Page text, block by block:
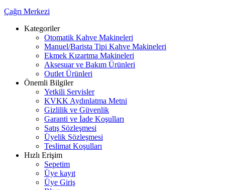
Çağrı Merkezi
Kategoriler
Otomatik Kahve Makineleri
Manuel/Barista Tipi Kahve Makineleri
Ekmek Kızartma Makineleri
Aksesuar ve Bakım Ürünleri
Outlet Ürünleri
Önemli Bilgiler
Yetkili Servisler
KVKK Aydınlatma Metni
Gizlilik ve Güvenlik
Garanti ve İade Koşulları
Satış Sözleşmesi
Üyelik Sözleşmesi
Teslimat Koşulları
Hızlı Erişim
Sepetim
Üye kayıt
Üye Giriş